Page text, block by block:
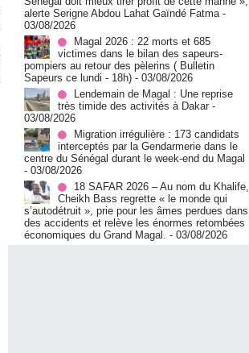
alerte Serigne Abdou Lahat Gaïndé Fatma -
03/08/2026
Magal 2026 : 22 morts et 685
victimes dans le bilan des sapeurs-
pompiers au retour des pèlerins ( Bulletin
Sapeurs ce lundi - 18h) - 03/08/2026
Lendemain de Magal : Une reprise
très timide des activités à Dakar -
03/08/2026
Migration irrégulière : 173 candidats
interceptés par la Gendarmerie dans le
centre du Sénégal durant le week-end du Magal
- 03/08/2026
18 SAFAR 2026 – Au nom du Khalife,
Cheikh Bass regrette « le monde qui
s’autodétruit », prie pour les âmes perdues dans
des accidents et relève les énormes retombées
économiques du Grand Magal. - 03/08/2026